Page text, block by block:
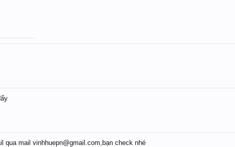
qua mail vinhhuepn@gmail.com,bạn check nhé